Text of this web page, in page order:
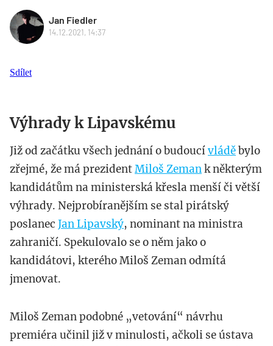
Jan Fiedler
14.12.2021, 14:37
Sdílet
Výhrady k Lipavskému
Již od začátku všech jednání o budoucívláděbylo
zřejmé, že má prezidentMiloš Zemank některým
kandidátům na ministerská křesla menší či větší
výhrady. Nejprobíranějším se stal pirátský
poslanec Jan Lipavský, nominant na ministra
zahraničí. Spekulovalo se o něm jako o
kandidátovi, kterého Miloš Zeman odmítá
jmenovat.
Miloš Zeman podobné „vetování“ návrhu
premiéra učinil již v minulosti, ačkoli se ústava